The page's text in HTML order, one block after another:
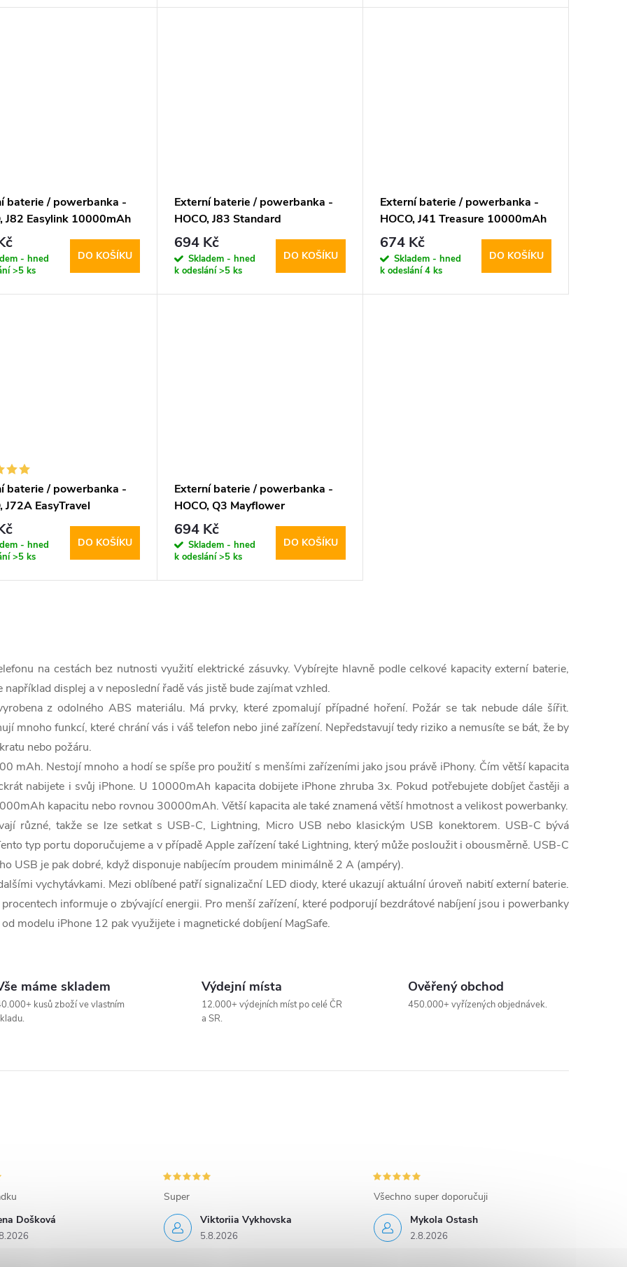
baterie / powerbanka -
J82 Easylink 10000mAh
- hned
>5 ks
DO KOŠÍKU
Externí baterie / powerbanka -
HOCO, J83 Standard
PD20W+QC3.0 10000mAh
Gray
694 Kč
Skladem - hned
k odeslání>5 ks
DO KOŠÍKU
Externí baterie / powerbanka -
HOCO, J41 Treasure 10000mAh
White
674 Kč
Skladem - hned
k odeslání4 ks
DO KOŠÍKU
baterie / powerbanka -
J72A EasyTravel
Black
- hned
>5 ks
DO KOŠÍKU
Externí baterie / powerbanka -
HOCO, Q3 Mayflower
PD20W+QC3.0 10000mAh
Black
694 Kč
Skladem - hned
k odeslání>5 ks
DO KOŠÍKU
na cestách bez nutnosti využití elektrické zásuvky. Vybírejte hlavně podle celkové kapacity externí baterie,
displej a v neposlední řadě vás jistě bude zajímat vzhled.
z odolného ABS materiálu. Má prvky, které zpomalují případné hoření. Požár se tak nebude dále šířit.
mnoho funkcí, které chrání vás i váš telefon nebo jiné zařízení. Nepředstavují tedy riziko a nemusíte se bát, že by
nebo požáru.
mAh. Nestojí mnoho a hodí se spíše pro použití s menšími zařízeními jako jsou právě iPhony. Čím větší kapacita
nabijete i svůj iPhone. U 10000mAh kapacita dobijete iPhone zhruba 3x. Pokud potřebujete dobíjet častěji a
kapacitu nebo rovnou 30000mAh. Větší kapacita ale také znamená větší hmotnost a velikost powerbanky.
různé, takže se lze setkat s USB-C, Lightning, Micro USB nebo klasickým USB konektorem. USB-C bývá
typ portu doporučujeme a v případě Apple zařízení také Lightning, který může posloužit i obousměrně. USB-C
USB je pak dobré, když disponuje nabíjecím proudem minimálně 2 A (ampéry).
vychytávkami. Mezi oblíbené patří signalizační LED diody, které ukazují aktuální úroveň nabití externí baterie.
informuje o zbývající energii. Pro menší zařízení, které podporují bezdrátové nabíjení jsou i powerbanky
modelu iPhone 12 pak využijete i magnetické dobíjení MagSafe.
máme skladem
kusů zboží ve vlastním
Výdejní místa
12.000+ výdejních míst po celé ČR
a SR.
Ověřený obchod
450.000+ vyřízených objednávek.
Došková
Viktoriia Vykhovska
5.8.2026
Super
Mykola Ostash
2.8.2026
Všechno super doporučuji